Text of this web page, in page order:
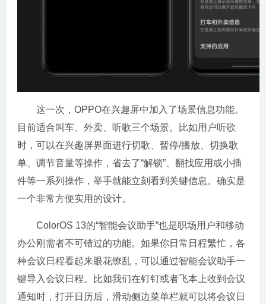
这一次，OPPO在兴趣屏中加入了场景信息功能。
目前适合叫车、外卖、听歌三个场景。比如用户听歌
时，可以在兴趣屏界面进行切歌、暂停/播放、切换歌
单、调节音量等操作，省去了“解锁”、翻找应用或小插
件等一系列操作，举手就能立刻看到关键信息。确实是
一个非常方便实用的设计。
ColorOS 13的“智能会议助手”也是职场用户和移动
办公刚需者不可错过的功能。如果你日常日程繁忙，各
种会议日程看起来眼花缭乱，可以通过智能会议助手一
键导入会议日程。比如我们在钉钉或者飞本上收到会议
通知时，打开日历后，滑动侧边菜单栏就可以将会议日